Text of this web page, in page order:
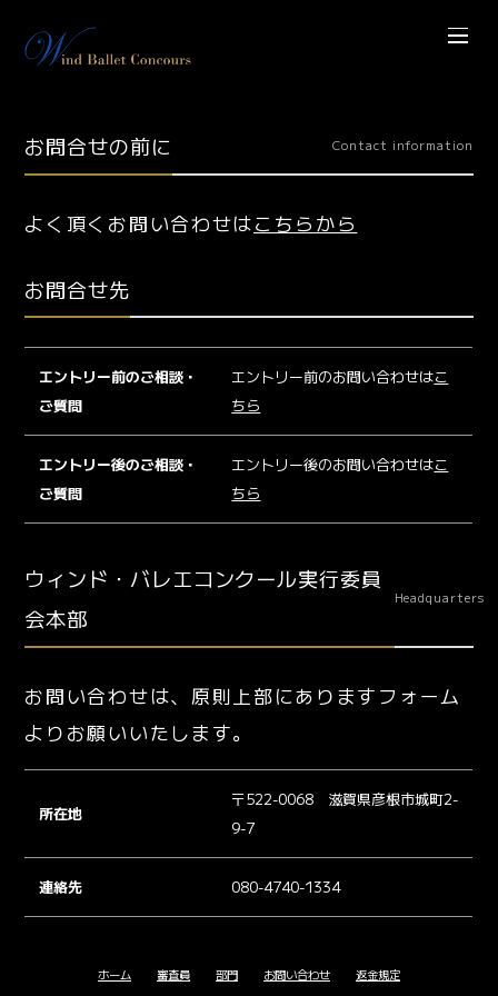
お問合せの前に Contact information
よく頂くお問い合わせはこちらから
お問合せ先
エントリー前のご相談・
ご質問
エントリー前のお問い合わせはこ
ちら
エントリー後のご相談・
ご質問
エントリー後のお問い合わせはこ
ちら
ウィンド・バレエコンクール実行委員
会本部
Headquarters
お問い合わせは、原則上部にありますフォーム
よりお願いいたします。
所在地
〒522-0068 滋賀県彦根市城町2-
9-7
連絡先 080-4740-1334
ホーム 審査員 部門 お問い合わせ 返金規定